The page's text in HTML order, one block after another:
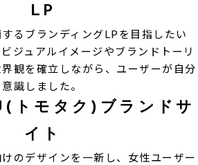
LP
るブランディングLPを目指したい
ジュアルイメージやブランドトーリ
観を確立しながら、ユーザーが自分
識しました。
トモタク)ブランドサ
イト
のデザインを一新し、女性ユーザー